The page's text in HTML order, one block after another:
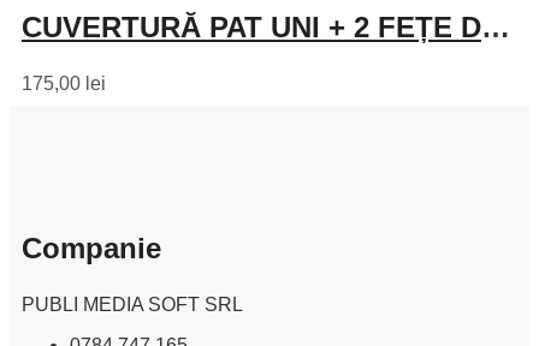
CUVERTURĂ PAT UNI + 2 FEȚE DE PERNĂ – NEGRU
175,00 lei
Companie
PUBLI MEDIA SOFT SRL